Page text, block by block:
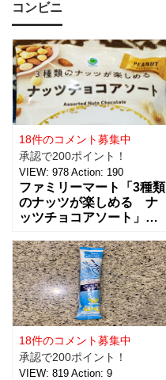
いました。買えないと思
っていたので嬉しい。 サ
イズは、約幅760㎜ x 高
さ530㎜。2枚入っている
ので
コンビニ
18件のコメント募集中
承認で200ポイント！
VIEW: 978 Action: 190
ファミリーマート「3種類
のナッツが楽しめる ナ
ッツチョコアソート」を
て、ワインに合わせた
り、ちょっとした休憩時
間にもおすすめ！！ 税込
238円で、３種類（アー
モンド、ピーナッツ、ヘ
ーゼルナッツ）×４個ずつ
入ったチョコアソ
18件のコメント募集中
承認で200ポイント！
VIEW: 819 Action: 9